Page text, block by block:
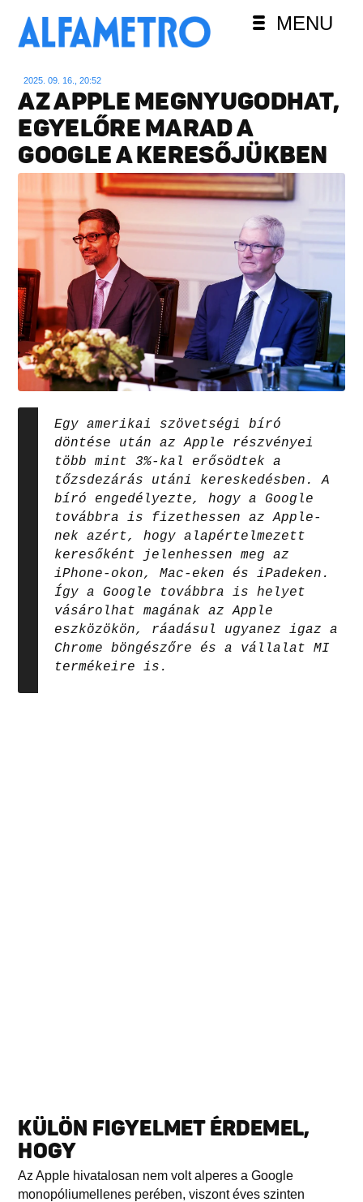
MENU
2025. 09. 16., 20:52
AZ APPLE MEGNYUGODHAT,
EGYELŐRE MARAD A
GOOGLE A KERESŐJÜKBEN
Egy amerikai szövetségi bíró
döntése után az Apple részvényei
több mint 3%-kal erősödtek a
tőzsdezárás utáni kereskedésben. A
bíró engedélyezte, hogy a Google
továbbra is fizethessen az Apple-
nek azért, hogy alapértelmezett
keresőként jelenhessen meg az
iPhone-okon, Mac-eken és iPadeken.
Így a Google továbbra is helyet
vásárolhat magának az Apple
eszközökön, ráadásul ugyanez igaz a
Chrome böngészőre és a vállalat MI
termékeire is.
KÜLÖN FIGYELMET ÉRDEMEL,
HOGY
Az Apple hivatalosan nem volt alperes a Google
monopóliumellenes perében, viszont éves szinten